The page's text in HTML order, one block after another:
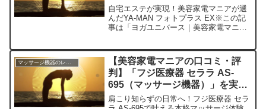
に使ってみた正直感想
自宅エステが実現！美容家電マニアが選
んだYA-MAN フォトプラス EX※この記
事は「ヨガユニバース｜美容家電マニア
部が紹介したいのが「YA-MAN フォトプ
ラス EX...
【美容家電マニアの口コミ・評
判】「フジ医療器 セララ AS-
695（マッサージ機器）」を実際
に使ってみた正直感想
肩こり知らずの日常へ！フジ医療器 セラ